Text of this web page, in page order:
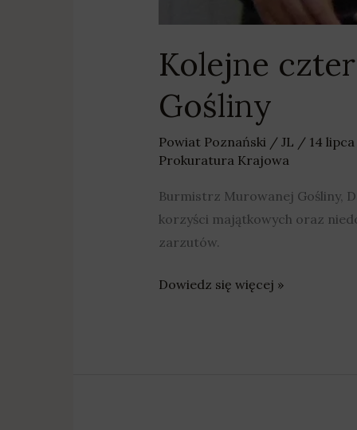
Kolejne
Gośliny
Powiat Poznański / JL / 14
Prokuratura Krajowa
Burmistrz Murowanej Gośliny,
korzyści majątkowych oraz
zarzutów.
Dowiedz się więcej »